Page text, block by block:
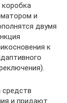
и
двумя
к
средств
и придают